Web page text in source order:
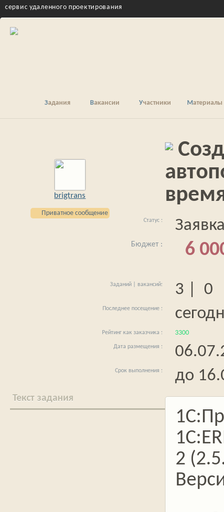
Задания Вакансии Участники Материалы
brigtrans
Приватное сообщение
6
3 | 0
3300
до
Текст задания
2
cервис удаленного проектирования